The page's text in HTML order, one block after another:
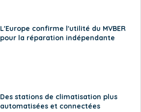
L'Europe confirme l'utilité du MVBER
pour la réparation indépendante
Des stations de climatisation plus
automatisées et connectées